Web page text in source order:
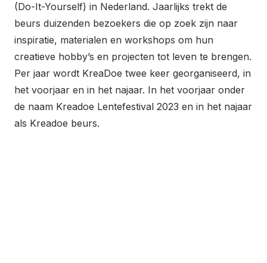
(Do-It-Yourself) in Nederland. Jaarlijks trekt de
beurs duizenden bezoekers die op zoek zijn naar
inspiratie, materialen en workshops om hun
creatieve hobby’s en projecten tot leven te brengen.
Per jaar wordt KreaDoe twee keer georganiseerd, in
het voorjaar en in het najaar. In het voorjaar onder
de naam Kreadoe Lentefestival 2023 en in het najaar
als Kreadoe beurs.